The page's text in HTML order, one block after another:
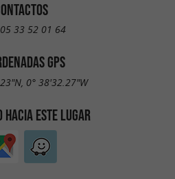
05 33 52 01 64
GPS
0° 38'32.27"W
HACIA ESTE LUGAR